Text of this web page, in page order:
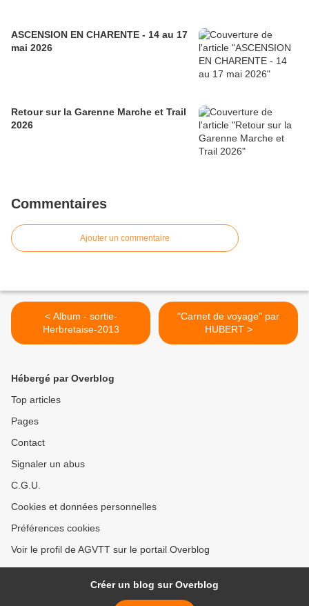
ASCENSION EN CHARENTE - 14 au 17
mai 2026
Retour sur la Garenne Marche et Trail
2026
Commentaires
Ajouter un commentaire
< Album - sortie-
Herbretaise-2013
"Carnet de voyage" par
HUBERT >
Hébergé par Overblog
Top articles
Pages
Contact
Signaler un abus
C.G.U.
Cookies et données personnelles
Préférences cookies
Voir le profil de AGVTT sur le portail Overblog
Créer un blog sur Overblog